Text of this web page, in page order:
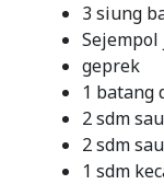
3 siung
Sejempol
geprek
1 batang
2 sdm
2 sdm
1 sdm